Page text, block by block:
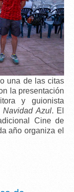
una de las citas
la presentación
y guionista
Navidad Azul. El
Cine de
año organiza el